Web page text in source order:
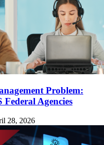
Problem:
Agencies
28, 2026